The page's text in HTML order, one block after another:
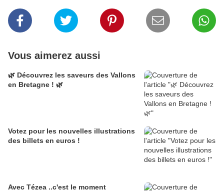
Vous aimerez aussi
🌿 Découvrez les saveurs des Vallons
en Bretagne ! 🌿
Votez pour les nouvelles illustrations
des billets en euros !
Avec Tézea ..c'est le moment